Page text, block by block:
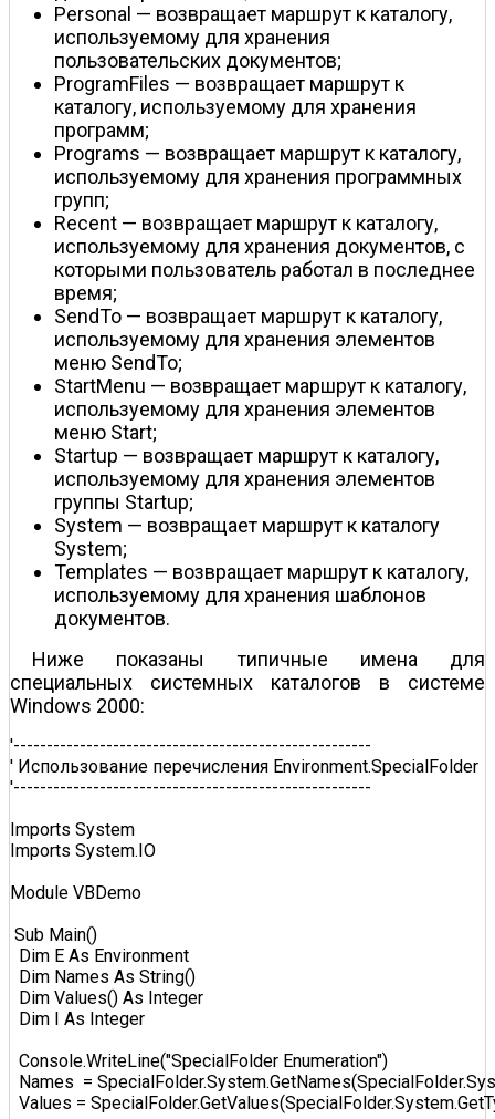
Personal — возвращает маршрут к каталогу,
используемому для хранения
пользовательских документов;
ProgramFiles — возвращает маршрут к
каталогу, используемому для хранения
программ;
Programs — возвращает маршрут к каталогу,
используемому для хранения программных
групп;
Recent — возвращает маршрут к каталогу,
используемому для хранения документов, с
которыми пользователь работал в последнее
время;
SendTo — возвращает маршрут к каталогу,
используемому для хранения элементов
меню SendTo;
StartMenu — возвращает маршрут к каталогу,
используемому для хранения элементов
меню Start;
Startup — возвращает маршрут к каталогу,
используемому для хранения элементов
группы Startup;
System — возвращает маршрут к каталогу
System;
Templates — возвращает маршрут к каталогу,
используемому для хранения шаблонов
документов.
Ниже показаны типичные имена для
специальных системных каталогов в системе
Windows 2000:
'------------------------------------------------------
' Использование перечисления Environment.SpecialFolder
'------------------------------------------------------
Imports System
Imports System.IO
Module VBDemo
Sub Main()
Dim E As Environment
Dim Names As String()
Dim Values() As Integer
Dim I As Integer
Console.WriteLine("SpecialFolder Enumeration")
Names  =
Values =